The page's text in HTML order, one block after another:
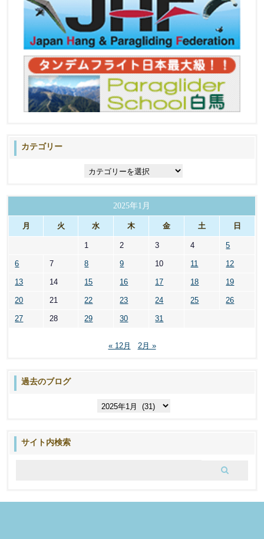
カテゴリー
ー
2025年1月
月 火 水 木 金 土 日
1 2 3 4 5
6 7 8 9 10 11 12
13 14 15 16 17 18 19
20 21 22 23 24 25 26
27 28 29 30 31
« 12月 2月 »
過去のブログ
サイト内検索